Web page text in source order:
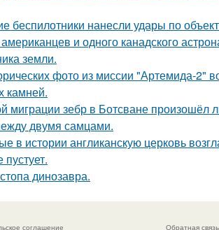
беспилотники нанесли удары по
и одного канадского
земли.
фото из миссии "Артемида-2"
камней.
миграции зебр в Ботсване
двумя самцами.
в истории англиканскую церковь
динозавра.
соглашение Обратная связь